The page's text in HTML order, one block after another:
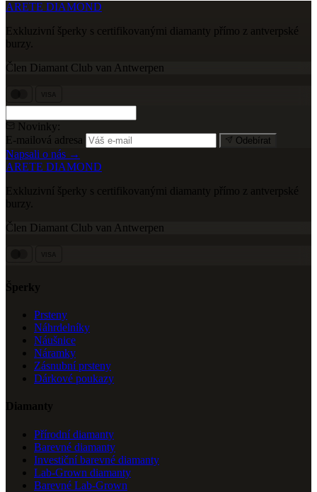
ARETE DIAMOND
Exkluzivní šperky s certifikovanými diamanty přímo z antverpské
burzy.
Člen Diamant Club van Antwerpen
Novinky:
E-mailová adresa
Odebírat
Napsali o nás →
ARETE DIAMOND
Exkluzivní šperky s certifikovanými diamanty přímo z antverpské
burzy.
Člen Diamant Club van Antwerpen
Šperky
Prsteny
Náhrdelníky
Náušnice
Náramky
Zásnubní prsteny
Dárkové poukazy
Diamanty
Přírodní diamanty
Barevné diamanty
Investiční barevné diamanty
Lab-Grown diamanty
Barevné Lab-Grown